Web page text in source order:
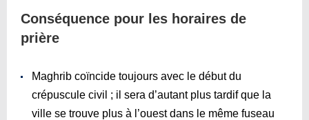
Conséquence pour les horaires de
prière
Maghrib coïncide toujours avec le début du
crépuscule civil ; il sera d’autant plus tardif que la
ville se trouve plus à l’ouest dans le même fuseau